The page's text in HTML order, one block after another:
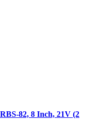
82, 8 Inch, 21V (2